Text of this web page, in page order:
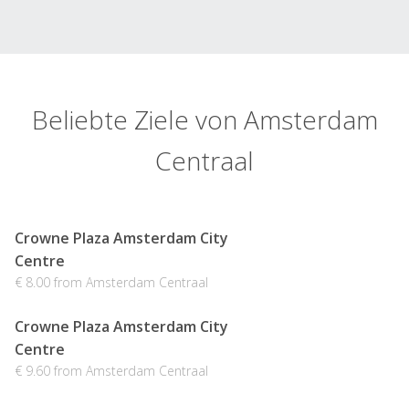
Beliebte Ziele von Amsterdam
Centraal
Crowne Plaza Amsterdam City
Centre
€ 8.00 from Amsterdam Centraal
Crowne Plaza Amsterdam City
Centre
€ 9.60 from Amsterdam Centraal